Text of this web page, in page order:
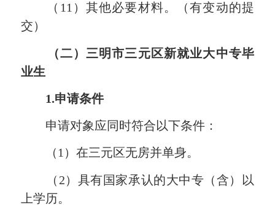
（11）其他必要材料。（有变动的提
交）
（二） 三明市三元区新就业大中专毕
业生
1.申请条件
申请对象应同时符合以下条件：
（1）在三元区无房并单身。
（2）具有国家承认的大中专（含）以
上学历。